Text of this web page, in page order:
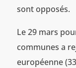
sont opposés.
Le 29 mars
communes a
européenne